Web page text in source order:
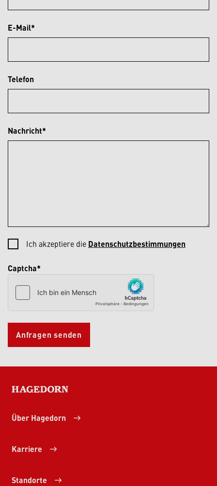
E-Mail*
Telefon
Nachricht*
Ich akzeptiere die Datenschutzbestimmungen
Captcha*
Anfragen senden
HAGEDORN
Über Hagedorn
Karriere
Standorte